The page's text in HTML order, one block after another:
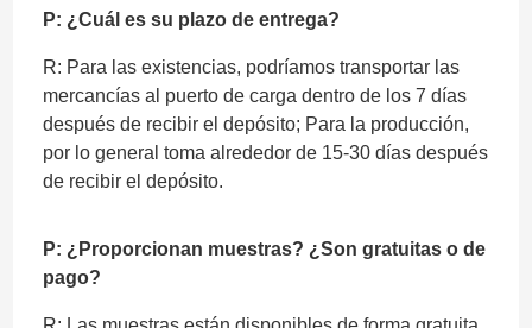
P: ¿Cuál es su plazo de entrega?
R: Para las existencias, podríamos transportar las
mercancías al puerto de carga dentro de los 7 días
después de recibir el depósito; Para la producción,
por lo general toma alrededor de 15-30 días después
de recibir el depósito.
P: ¿Proporcionan muestras? ¿Son gratuitas o de
pago?